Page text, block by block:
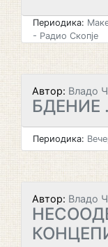
Периодика:
- Радио Скопје
Автор: Владо
БДЕНИЕ
Периодика:
Автор: Владо